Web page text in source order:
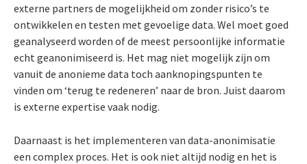
externe partners de mogelijkheid om zonder risico’s te
ontwikkelen en testen met gevoelige data. Wel moet goed
geanalyseerd worden of de meest persoonlijke informatie
echt geanonimiseerd is. Het mag niet mogelijk zijn om
vanuit de anonieme data toch aanknopingspunten te
vinden om ‘terug te redeneren’ naar de bron. Juist daarom
is externe expertise vaak nodig.
Daarnaast is het implementeren van data-anonimisatie
een complex proces. Het is ook niet altijd nodig en het is